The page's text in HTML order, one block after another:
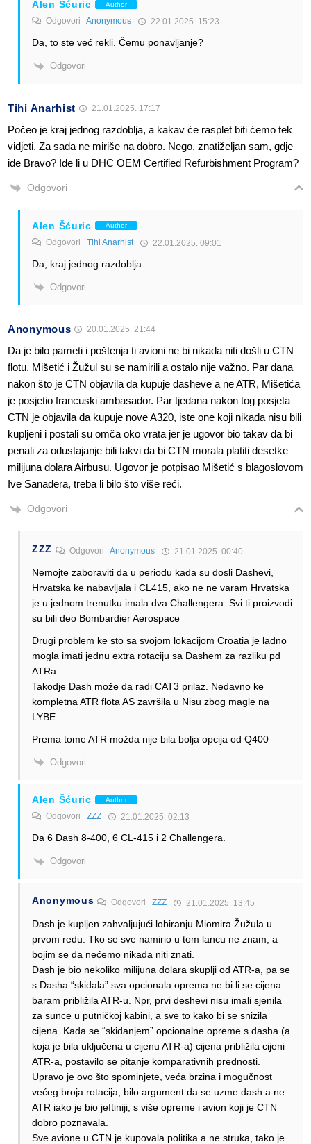
Alen Šćuric Author
Odgovori Anonymous 22.01.2025. 15:23
Da, to ste već rekli. Čemu ponavljanje?
Odgovori
Tihi Anarhist 21.01.2025. 17:17
Počeo je kraj jednog razdoblja, a kakav će rasplet biti ćemo tek
vidjeti. Za sada ne miriše na dobro. Nego, znatiželjan sam, gdje
ide Bravo? Ide li u DHC OEM Certified Refurbishment Program?
Odgovori
Alen Šćuric Author
Odgovori Tihi Anarhist 22.01.2025. 09:01
Da, kraj jednog razdoblja.
Odgovori
Anonymous 20.01.2025. 21:44
Da je bilo pameti i poštenja ti avioni ne bi nikada niti došli u CTN
flotu. Mišetić i Žužul su se namirili a ostalo nije važno. Par dana
nakon što je CTN objavila da kupuje dasheve a ne ATR, Mišetića
je posjetio francuski ambasador. Par tjedana nakon tog posjeta
CTN je objavila da kupuje nove A320, iste one koji nikada nisu bili
kupljeni i postali su omča oko vrata jer je ugovor bio takav da bi
penali za odustajanje bili takvi da bi CTN morala platiti desetke
milijuna dolara Airbusu. Ugovor je potpisao Mišetić s blagoslovom
Ive Sanadera, treba li bilo što više reći.
Odgovori
ZZZ OdgovoriAnonymous 21.01.2025. 00:40
Nemojte zaboraviti da u periodu kada su dosli Dashevi,
Hrvatska ke nabavljala i CL415, ako ne ne varam Hrvatska
je u jednom trenutku imala dva Challengera. Svi ti proizvodi
su bili deo Bombardier Aerospace
Drugi problem ke sto sa svojom lokacijom Croatia je ladno
mogla imati jednu extra rotaciju sa Dashem za razliku pd
ATRa
Takodje Dash može da radi CAT3 prilaz. Nedavno ke
kompletna ATR flota AS završila u Nisu zbog magle na
LYBE
Prema tome ATR možda nije bila bolja opcija od Q400
Odgovori
Alen Šćuric Author
Odgovori ZZZ 21.01.2025. 02:13
Da 6 Dash 8-400, 6 CL-415 i 2 Challengera.
Odgovori
Anonymous OdgovoriZZZ 21.01.2025. 13:45
Dash je kupljen zahvaljujući lobiranju Miomira Žužula u
prvom redu. Tko se sve namirio u tom lancu ne znam, a
bojim se da nećemo nikada niti znati.
Dash je bio nekoliko milijuna dolara skuplji od ATR-a, pa se
s Dasha “skidala” sva opcionala oprema ne bi li se cijena
baram približila ATR-u. Npr, prvi deshevi nisu imali sjenila
za sunce u putničkoj kabini, a sve to kako bi se snizila
cijena. Kada se “skidanjem” opcionalne opreme s dasha (a
koja je bila uključena u cijenu ATR-a) cijena približila cijeni
ATR-a, postavilo se pitanje komparativnih prednosti.
Upravo je ovo što spominjete, veća brzina i mogučnost
većeg broja rotacija, bilo argument da se uzme dash a ne
ATR iako je bio jeftiniji, s više opreme i avion koji je CTN
dobro poznavala.
Sve avione u CTN je kupovala politika a ne struka, tako je